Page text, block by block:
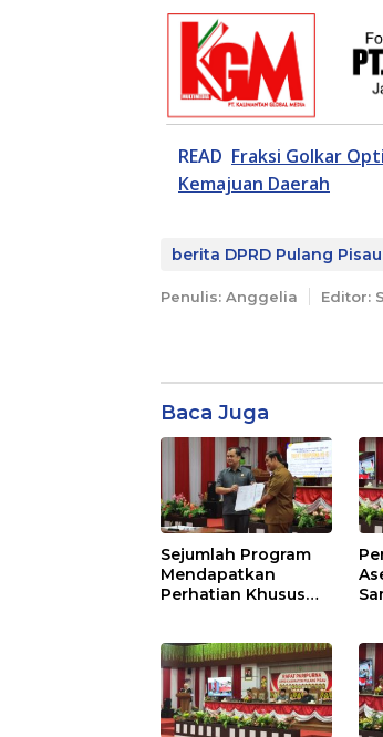
READ Fraksi Golkar
Kemajuan Daerah
berita DPRD Pulang Pisau
Penulis: Anggelia Editor:
Baca Juga
Sejumlah Program
Mendapatkan
Perhatian Khusus